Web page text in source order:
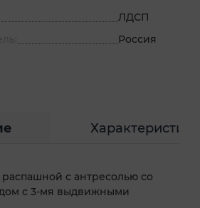
ЛДСП
Россия
Характеристики
с антресолью со
с 3-мя выдвижными